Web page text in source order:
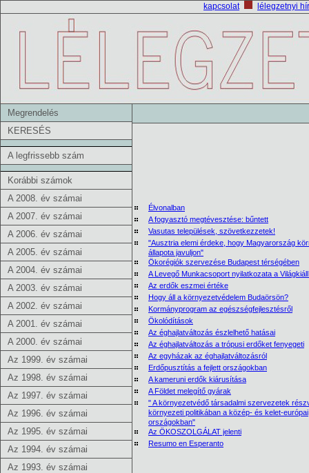
kapcsolat lélegzetnyi
Megrendelés
KERESÉS
A legfrissebb szám
Korábbi számok
A 2008. év számai
A 2007. év számai
A 2006. év számai
A 2005. év számai
A 2004. év számai
A 2003. év számai
A 2002. év számai
A 2001. év számai
A 2000. év számai
Az 1999. év számai
Az 1998. év számai
Az 1997. év számai
Az 1996. év számai
Az 1995. év számai
Az 1994. év számai
Az 1993. év számai
Élvonalban
A fogyasztó megtévesztése: bűntett
Vasutas települések, szövetkezzetek!
"Ausztria elemi érdeke, hogy Magyarország
állapota javuljon"
Ökorégiók szervezése Budapest térségében
A Levegő Munkacsoport nyilatkozata a
Az erdők eszmei értéke
Hogy áll a környezetvédelem Budaörsön?
Kormányprogram az egészségfejlesztésről
Ökolódítások
Az éghajlatváltozás észlelhető hatásai
Az éghajlatváltozás a trópusi erdőket fenyegeti
Az egyházak az éghajlatváltozásról
Erdőpusztítás a fejlett országokban
A kameruni erdők kiárusítása
A Földet melegítő gyárak
" A környezetvédő társadalmi szervezetek
környezeti politikában a közép- és kelet-európai
országokban"
Az ÖKOSZOLGÁLAT jelenti
Resumo en Esperanto